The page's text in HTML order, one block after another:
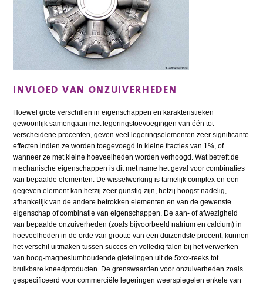
INVLOED VAN ONZUIVERHEDEN
Hoewel grote verschillen in eigenschappen en karakteristieken
gewoonlijk samengaan met legeringstoevoegingen van één tot
verscheidene procenten, geven veel legeringselementen zeer significante
effecten indien ze worden toegevoegd in kleine fracties van 1%, of
wanneer ze met kleine hoeveelheden worden verhoogd. Wat betreft de
mechanische eigenschappen is dit met name het geval voor combinaties
van bepaalde elementen. De wisselwerking is tamelijk complex en een
gegeven element kan hetzij zeer gunstig zijn, hetzij hoogst nadelig,
afhankelijk van de andere betrokken elementen en van de gewenste
eigenschap of combinatie van eigenschappen. De aan- of afwezigheid
van bepaalde onzuiverheden (zoals bijvoorbeeld natrium en calcium) in
hoeveelheden in de orde van grootte van een duizendste procent, kunnen
het verschil uitmaken tussen succes en volledig falen bij het verwerken
van hoog-magnesiumhoudende gietelingen uit de 5xxx-reeks tot
bruikbare kneedproducten. De grenswaarden voor onzuiverheden zoals
gespecificeerd voor commerciële legeringen weerspiegelen enkele van